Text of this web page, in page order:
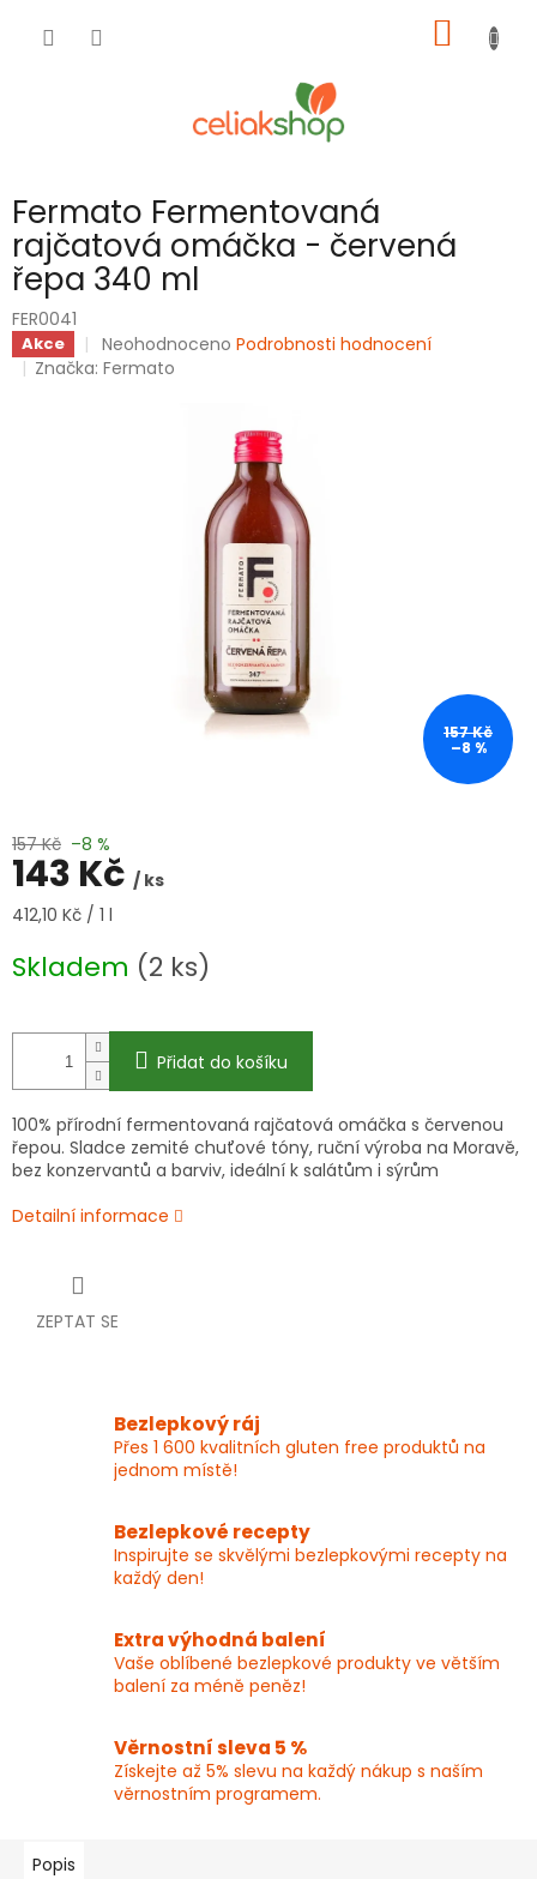
KOŠÍK
Fermato Fermentovaná
rajčatová omáčka - červená
řepa 340 ml
FER0041
Akce
Průměrné
hodnocení
Neohodnoceno Podrobnosti hodnocení
Značka:Fermato
157 Kč
–8 %
157 Kč –8 %
143 Kč / ks
Měrná
412,10 Kč / 1 l
Skladem (2 ks)
Přidat do košíku
100% přírodní fermentovaná rajčatová omáčka s červenou
řepou. Sladce zemité chuťové tóny, ruční výroba na Moravě,
bez konzervantů a barviv, ideální k salátům i sýrům
Detailní informace
ZEPTAT SE
Bezlepkový ráj
Přes 1 600 kvalitních gluten free produktů na
jednom místě!
Bezlepkové recepty
Inspirujte se skvělými bezlepkovými recepty na
každý den!
Extra výhodná balení
Vaše oblíbené bezlepkové produkty ve větším
balení za méně peněz!
Věrnostní sleva 5 %
Získejte až 5% slevu na každý nákup s naším
věrnostním programem.
Popis